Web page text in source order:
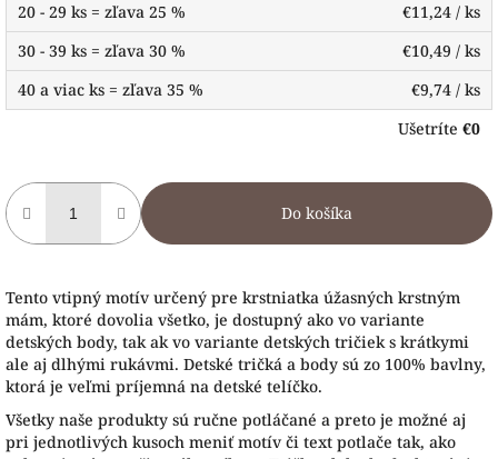
20 - 29 ks = zľava 25 %
€11,24 / ks
30 - 39 ks = zľava 30 %
€10,49 / ks
40 a viac ks = zľava 35 %
€9,74 / ks
Ušetríte €0
Do košíka
Tento vtipný motív určený pre krstniatka úžasných krstným
mám, ktoré dovolia všetko, je dostupný ako vo variante
detských body, tak ak vo variante detských tričiek s krátkymi
ale aj dlhými rukávmi. Detské tričká a body sú zo 100% bavlny,
ktorá je veľmi príjemná na detské telíčko.
Všetky naše produkty sú ručne potláčané a preto je možné aj
pri jednotlivých kusoch meniť motív či text potlače tak, ako